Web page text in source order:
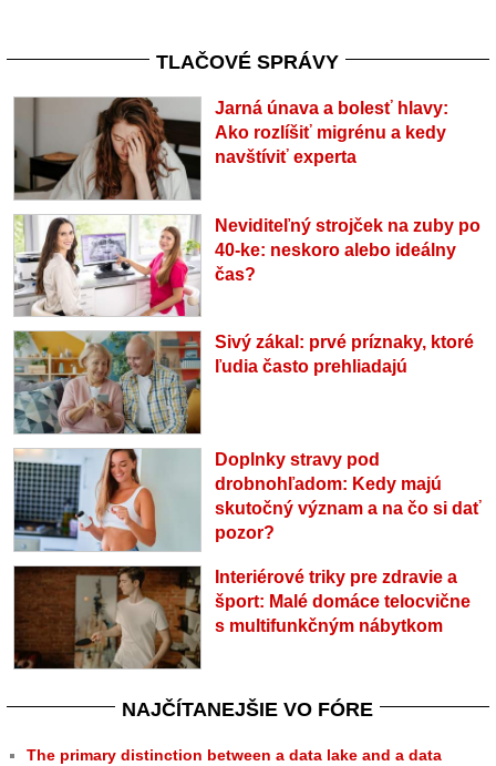
TLAČOVÉ SPRÁVY
Jarná únava a bolesť hlavy:
Ako rozlíšiť migrénu a kedy
navštíviť experta
Neviditeľný strojček na zuby po
40-ke: neskoro alebo ideálny
čas?
Sivý zákal: prvé príznaky, ktoré
ľudia často prehliadajú
Doplnky stravy pod
drobnohľadom: Kedy majú
skutočný význam a na čo si dať
pozor?
Interiérové triky pre zdravie a
šport: Malé domáce telocvične
s multifunkčným nábytkom
NAJČÍTANEJŠIE VO FÓRE
The primary distinction between a data lake and a data